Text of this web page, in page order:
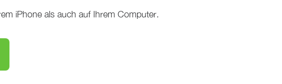
iPhone als auch auf Ihrem Computer.